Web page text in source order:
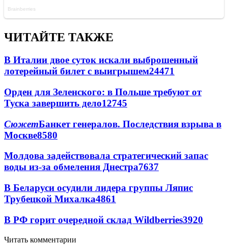
ЧИТАЙТЕ ТАКЖЕ
В Италии двое суток искали выброшенный
лотерейный билет с выигрышем24471
Орден для Зеленского: в Польше требуют от
Туска завершить дело12745
СюжетБанкет генералов. Последствия взрыва в
Москве8580
Молдова задействовала стратегический запас
воды из-за обмеления Днестра7637
В Беларуси осудили лидера группы Ляпис
Трубецкой Михалка4861
В РФ горит очередной склад Wildberries3920
Читать комментарии